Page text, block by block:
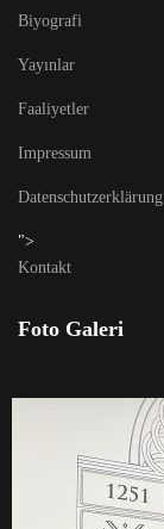
Biyografi
Yayınlar
Faaliyetler
Impressum
Datenschutzerklärung
">
Kontakt
Foto Galeri